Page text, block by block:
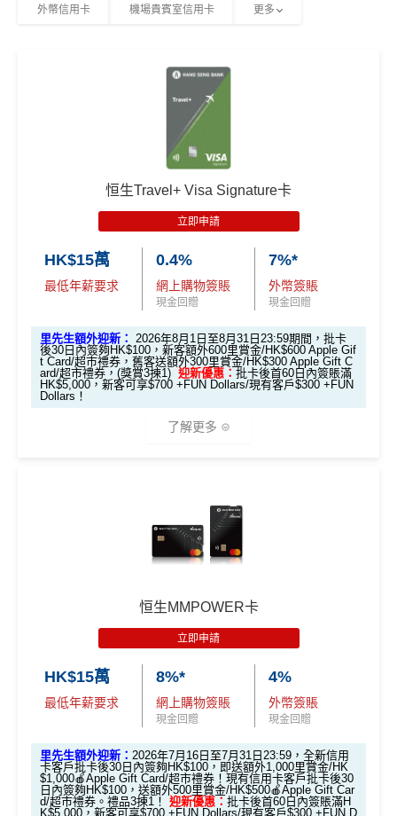
外幣信用卡 機場貴賓室信用卡 更多
恒生Travel+ Visa Signature卡
立即申請
HK$15萬
最低年薪要求
0.4%
網上購物簽賬
現金回贈
7%*
外幣簽賬
現金回贈
里先生額外迎新： 2026年8月1日至8月31日23:59期間，批卡
後30日內簽夠HK$100，新客額外600里賞金/HK$600 Apple Gif
t Card/超市禮券，舊客送額外300里賞金/HK$300 Apple Gift C
ard/超市禮券，(獎賞3揀1) 迎新優惠： 批卡後首60日內簽賬滿
HK$5,000，新客可享$700 +FUN Dollars/現有客戶$300 +FUN
Dollars！
了解更多
生會員平台申請獎賞額外送38里賞金！
推廣期：2026年8月1日至8月31日23:59
經里先生申請恒生Travel+ Visa Signature卡
申請獎賞賺額外38里賞金
全新*信用卡客戶批卡後30日內簽夠HK$100送
額外600里賞金**/HK$600 Apple Gift Card /超
市禮券(3揀1)
現有信用卡客戶批卡後30日內簽夠HK$100送額
外300里賞金**/HK$300 Apple Gift Card /超市
恒生MMPOWER卡
立即申請
HK$15萬
最低年薪要求
8%*
網上購物簽賬
現金回贈
4%
外幣簽賬
現金回贈
里先生額外迎新： 2026年7月16日至7月31日23:59，全新信用
卡客戶批卡後30日內簽夠HK$100，即送額外1,000里賞金/HK
$1,000🍎Apple Gift Card/超市禮券！現有信用卡客戶批卡後30
日內簽夠HK$100，送額外500里賞金/HK$500🍎Apple Gift Car
d/超市禮券。禮品3揀1！ 迎新優惠： 批卡後首60日內簽賬滿H
K$5,000，新客可享$700 +FUN Dollars/現有客戶$300 +FUN D